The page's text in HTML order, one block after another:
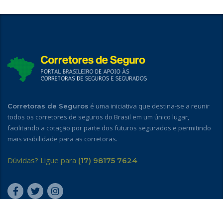
Corretoras de Seguros é uma iniciativa que destina-se a reunir
todos os corretores de seguros do Brasil em um único lugar,
facilitando a cotação por parte dos futuros segurados e permitindo
mais visibilidade para as corretoras.
Dúvidas? Ligue para (17) 98175 7624